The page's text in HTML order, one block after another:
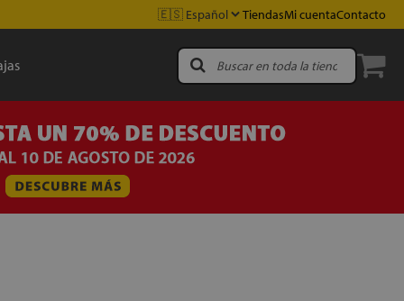
TiendasMi cuentaContacto